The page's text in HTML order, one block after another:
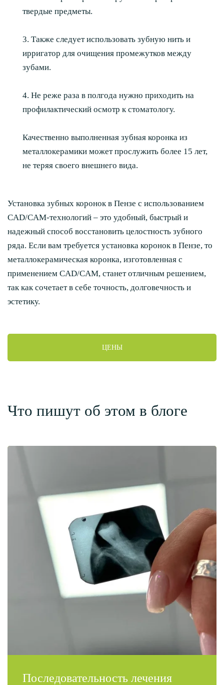
твердые предметы.
3. Также следует использовать зубную нить и
ирригатор для очищения промежутков между
зубами.
4. Не реже раза в полгода нужно приходить на
профилактический осмотр к стоматологу.
Качественно выполненная зубная коронка из
металлокерамики может прослужить более 15 лет,
не теряя своего внешнего вида.
Установка зубных коронок в Пензе с использованием
CAD/CAM-технологий – это удобный, быстрый и
надежный способ восстановить целостность зубного
ряда. Если вам требуется установка коронок в Пензе, то
металлокерамическая коронка, изготовленная с
применением CAD/CAM, станет отличным решением,
так как сочетает в себе точность, долговечность и
эстетику.
ЦЕНЫ
Что пишут об этом в блоге
Последовательность лечения